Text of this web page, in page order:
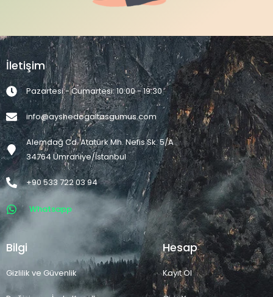
İletişim
Pazartesi - Cumartesi: 10:00 - 19:30
info@ayshedogaltasgumus.com
Alemdağ Cd. Atatürk Mh. Nefis Sk. 5/A
34764 Ümraniye/İstanbul
+90 533 722 03 94
Whatsapp
Bilgi
Gizlilik ve Güvenlik
Hesap
Kayıt Ol